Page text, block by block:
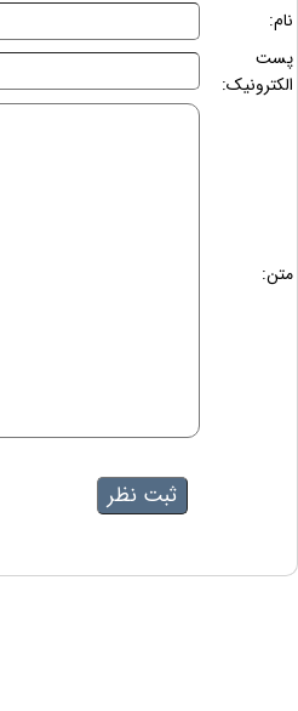
نام:
پست
الکترونیک:
متن: